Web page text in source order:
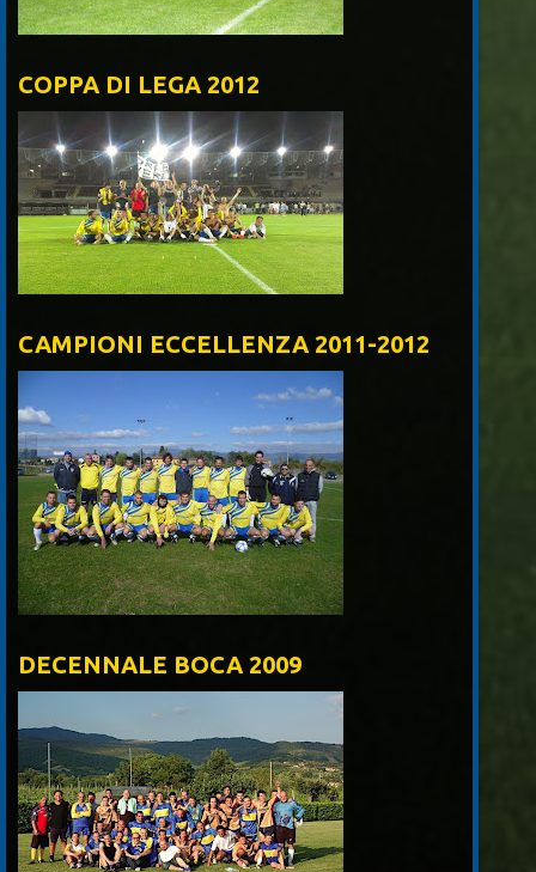
COPPA DI LEGA 2012
CAMPIONI ECCELLENZA 2011-2012
DECENNALE BOCA 2009